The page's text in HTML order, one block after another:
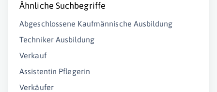
Ähnliche Suchbegriffe
Abgeschlossene Kaufmännische Ausbildung
Techniker Ausbildung
Verkauf
Assistentin Pflegerin
Verkäufer